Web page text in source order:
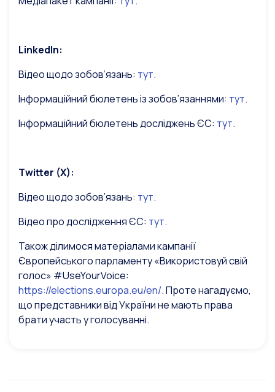
LinkedIn:
Відео щодо зобов’язань: тут.
Інформаційний бюлетень із зобов’язаннями: тут.
Інформаційний бюлетень досліджень ЄС: тут.
Тwitter (X):
Відео щодо зобов’язань: тут.
Відео про дослідження ЄС: тут.
Також ділимося матеріалами кампанії
Європейського парламенту «Використовуй свій
голос» #UseYourVoice:
https://elections.europa.eu/en/. Проте нагадуємо,
що представники від України не мають права
брати участь у голосуванні.